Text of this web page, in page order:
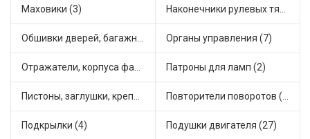
Маховики (3) Наконечники рулевых тяг (18)
Обшивки дверей, багажника, потолков, накладки салона (1) Органы управления (7)
Отражатели, корпуса фар и фонарей (1) Патроны для ламп (2)
Пистоны, заглушки, крепежные элементы (2) Повторители поворотов (3)
Подкрылки (4) Подушки двигателя (27)